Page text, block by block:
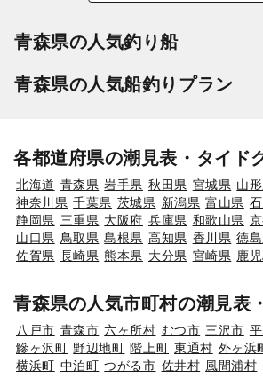
青森県の人気釣り船
青森県の人気船釣りプラン
各都道府県の潮見表・タイド
北海道 青森県 岩手県 秋田県 宮城県 山
神奈川県 千葉県 茨城県 新潟県 富山県
静岡県 三重県 大阪府 兵庫県 和歌山県
山口県 鳥取県 島根県 高知県 香川県 徳
佐賀県 長崎県 熊本県 大分県 宮崎県 鹿
青森県の人気市町村の潮見表
八戸市 青森市 六ヶ所村 むつ市 三沢市
鰺ヶ沢町 野辺地町 階上町 東通村 外ヶ浜
横浜町 中泊町 つがる市 佐井村 風間浦村